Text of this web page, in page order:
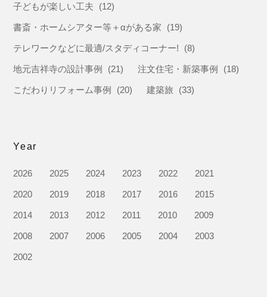
子どもが楽しい工夫 (12)
書斎・ホームシアター等＋αがある家 (19)
テレワークなどに最適/スタディコーナー! (8)
地元吉祥寺の設計事例 (21) 注文住宅・新築事例 (18)
こだわりリフォーム事例 (20) 建築旅 (33)
Year
2026 2025 2024 2023 2022 2021
2020 2019 2018 2017 2016 2015
2014 2013 2012 2011 2010 2009
2008 2007 2006 2005 2004 2003
2002